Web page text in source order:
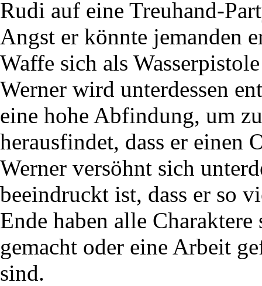
Rudi auf eine Treuhand-
Angst er könnte jemanden
Waffe sich als
Werner wird unterdessen
eine hohe Abfindung, um
herausfindet, dass er einen
Werner versöhnt sich
beeindruckt ist, dass er so
Ende haben alle
gemacht oder eine Arbeit
sind.